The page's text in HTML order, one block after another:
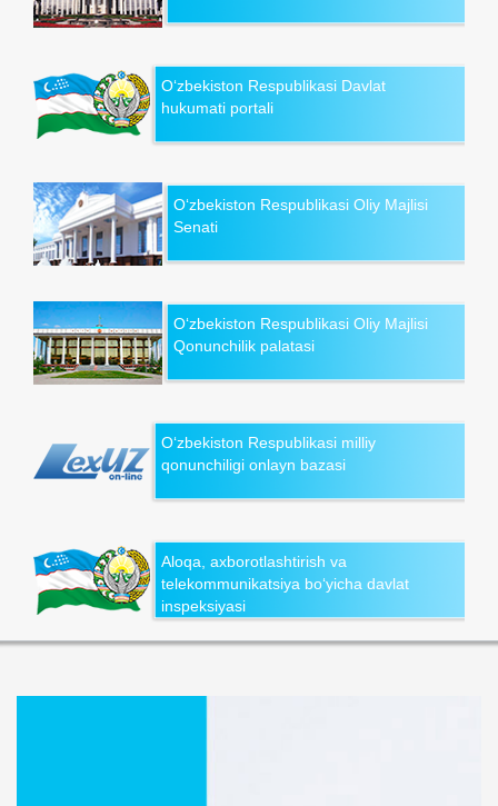
O‘zbekiston Respublikasi Davlat
hukumati portali
O‘zbekiston Respublikasi Oliy Majlisi
Senati
O‘zbekiston Respublikasi Oliy Majlisi
Qonunchilik palatasi
O‘zbekiston Respublikasi milliy
qonunchiligi onlayn bazasi
Aloqa, axborotlashtirish va
telekommunikatsiya bo‘yicha davlat
inspeksiyasi